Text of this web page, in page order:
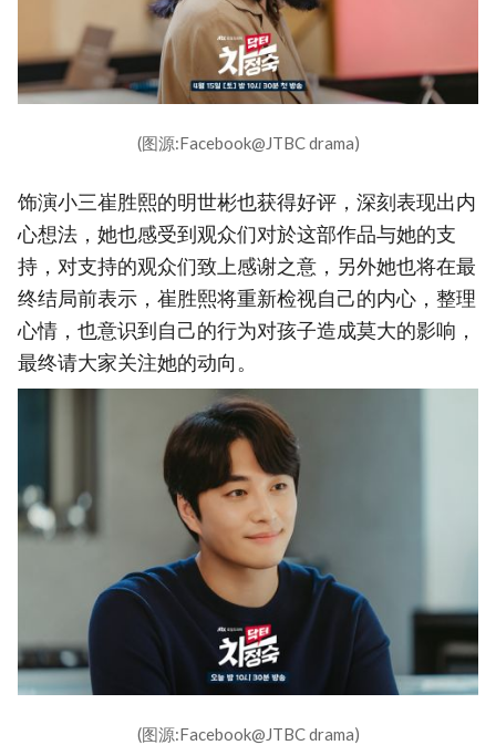
(图源:Facebook@JTBC drama)
饰演小三崔胜熙的明世彬也获得好评，深刻表现出内
心想法，她也感受到观众们对於这部作品与她的支
持，对支持的观众们致上感谢之意，另外她也将在最
终结局前表示，崔胜熙将重新检视自己的内心，整理
心情，也意识到自己的行为对孩子造成莫大的影响，
最终请大家关注她的动向。
(图源:Facebook@JTBC drama)